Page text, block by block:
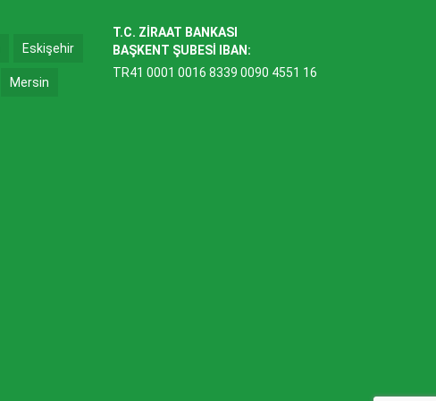
Eskişehir
Mersin
T.C. ZİRAAT BANKASI
BAŞKENT ŞUBESİ IBAN:
TR41 0001 0016 8339 0090 4551 16